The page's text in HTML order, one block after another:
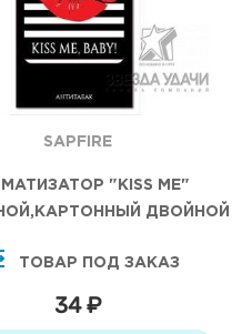
SAPFIRE
"KISS ME"
ДВОЙНОЙ
ТОВАР ПОД ЗАКАЗ
34 ₽